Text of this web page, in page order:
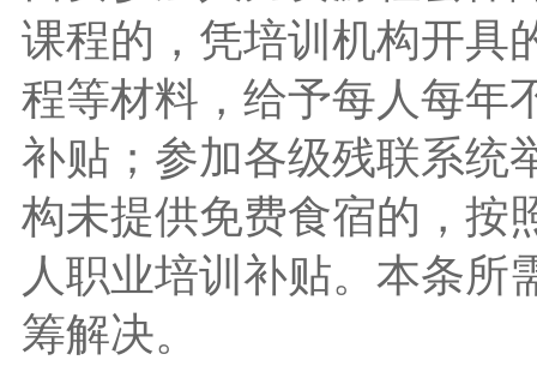
课程的，凭培训机构开具
程等材料，给予每人每年
补贴；参加各级残联系统
构未提供免费食宿的，按
人职业培训补贴。本条所
筹解决。